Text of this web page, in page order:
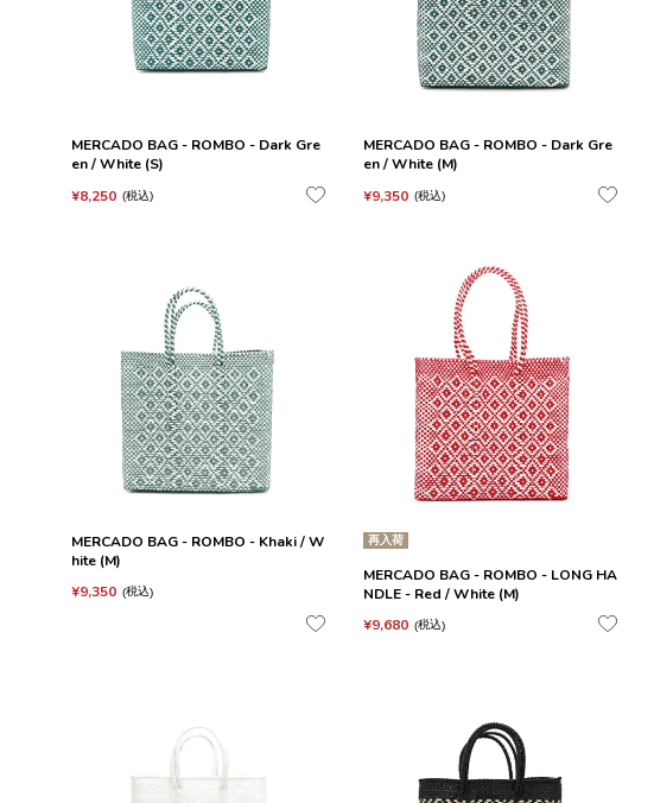
MERCADO BAG - ROMBO - Dark Gre
en / White (S)
¥8,250 税込
MERCADO BAG - ROMBO - Dark Gre
en / White (M)
¥9,350 税込
MERCADO BAG - ROMBO - Khaki / W
hite (M)
¥9,350 税込
再入荷
MERCADO BAG - ROMBO - LONG HA
NDLE - Red / White (M)
¥9,680 税込